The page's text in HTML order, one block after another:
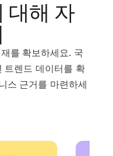
대해 자
를 확보하세요. 국
트렌드 데이터를 확
스 근거를 마련하세